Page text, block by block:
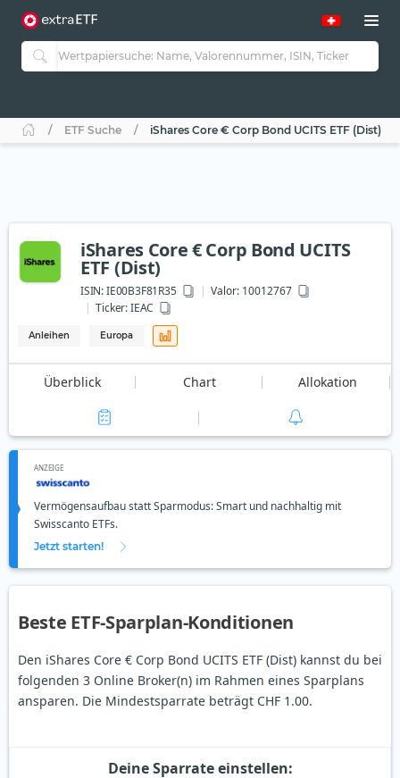
ETF Suche iShares Core € Corp Bond UCITS ETF (Dist)
iShares Core € Corp Bond UCITS
ETF (Dist)
ISIN:IE00B3F81R35
Valor: 10012767
Ticker:IEAC
Anleihen Europa
Überblick Chart Allokation
ANZEIGE
Vermögensaufbau statt Sparmodus: Smart und nachhaltig mit
Swisscanto ETFs.
Jetzt starten!
Beste ETF-Sparplan-Konditionen
Den iShares Core € Corp Bond UCITS ETF (Dist) kannst du bei
folgenden 3 Online Broker(n) im Rahmen eines Sparplans
ansparen. Die Mindestsparrate beträgt CHF 1.00.
Deine Sparrate einstellen: